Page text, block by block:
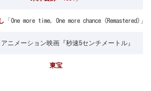
「One more time, One more chance (Remastered)」
ニメーション映画『秒速5センチメートル』
東宝